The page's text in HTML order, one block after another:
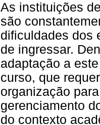
As instituições
são
dificuldades dos
de ingressar.
adaptação a
curso, que
organização
gerenciamento
do contexto